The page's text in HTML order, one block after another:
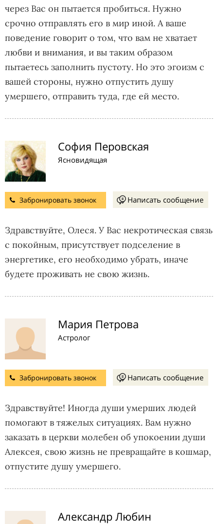
через Вас он пытается пробиться. Нужно
срочно отправлять его в мир иной. А ваше
поведение говорит о том, что вам не хватает
любви и внимания, и вы таким образом
пытаетесь заполнить пустоту. Но это эгоизм с
вашей стороны, нужно отпустить душу
умершего, отправить туда, где ей место.
София Перовская
Ясновидящая
Забронировать звонок Написать сообщение
Здравствуйте, Олеся. У Вас некротическая связь
с покойным, присутствует подселение в
энергетике, его необходимо убрать, иначе
будете проживать не свою жизнь.
Мария Петрова
Астролог
Забронировать звонок Написать сообщение
Здравствуйте! Иногда души умерших людей
помогают в тяжелых ситуациях. Вам нужно
заказать в церкви молебен об упокоении души
Алексея, свою жизнь не превращайте в кошмар,
отпустите душу умершего.
Александр Любин